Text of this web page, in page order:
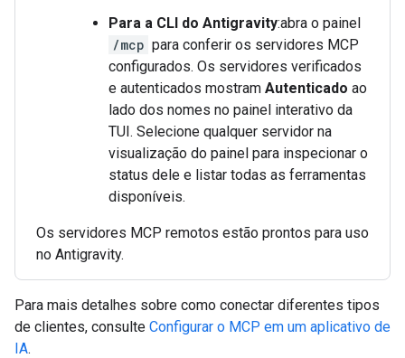
Para a CLI do Antigravity:abra o painel
/mcp para conferir os servidores MCP
configurados. Os servidores verificados
e autenticados mostram Autenticado ao
lado dos nomes no painel interativo da
TUI. Selecione qualquer servidor na
visualização do painel para inspecionar o
status dele e listar todas as ferramentas
disponíveis.
Os servidores MCP remotos estão prontos para uso
no Antigravity.
Para mais detalhes sobre como conectar diferentes tipos
de clientes, consulte Configurar o MCP em um aplicativo de
IA.